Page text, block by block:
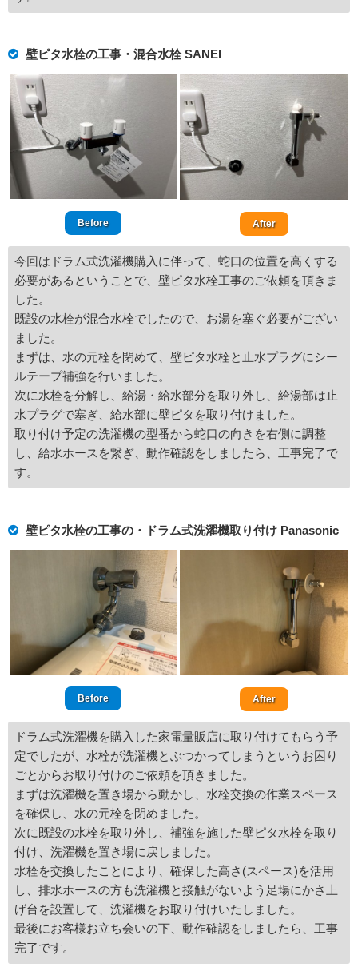
壁ピタ水栓の工事・混合水栓 SANEI
Before After
今回はドラム式洗濯機購入に伴って、蛇口の位置を高くする
必要があるということで、壁ピタ水栓工事のご依頼を頂きま
した。
既設の水栓が混合水栓でしたので、お湯を塞ぐ必要がござい
ました。
まずは、水の元栓を閉めて、壁ピタ水栓と止水プラグにシー
ルテープ補強を行いました。
次に水栓を分解し、給湯・給水部分を取り外し、給湯部は止
水プラグで塞ぎ、給水部に壁ピタを取り付けました。
取り付け予定の洗濯機の型番から蛇口の向きを右側に調整
し、給水ホースを繋ぎ、動作確認をしましたら、工事完了で
す。
壁ピタ水栓の工事の・ドラム式洗濯機取り付け Panasonic
Before After
ドラム式洗濯機を購入した家電量販店に取り付けてもらう予
定でしたが、水栓が洗濯機とぶつかってしまうというお困り
ごとからお取り付けのご依頼を頂きました。
まずは洗濯機を置き場から動かし、水栓交換の作業スペース
を確保し、水の元栓を閉めました。
次に既設の水栓を取り外し、補強を施した壁ピタ水栓を取り
付け、洗濯機を置き場に戻しました。
水栓を交換したことにより、確保した高さ(スペース)を活用
し、排水ホースの方も洗濯機と接触がないよう足場にかさ上
げ台を設置して、洗濯機をお取り付けいたしました。
最後にお客様お立ち会いの下、動作確認をしましたら、工事
完了です。